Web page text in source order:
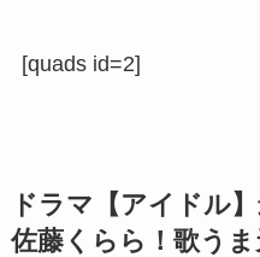
[quads id=2]
ドラマ【アイドル
佐藤くらら！歌う